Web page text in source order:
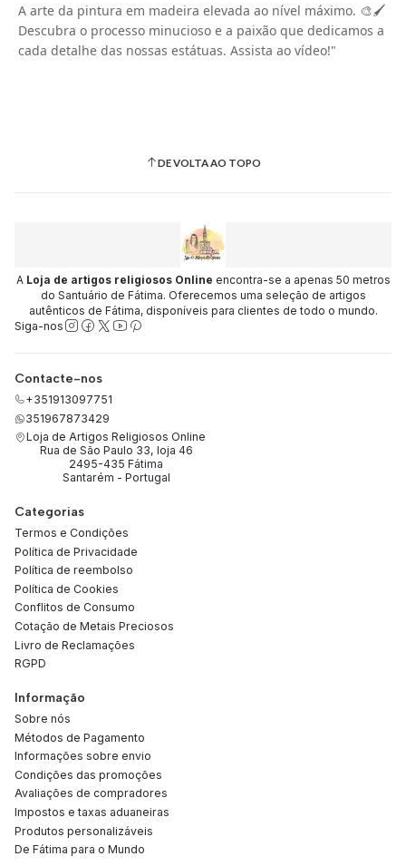
A arte da pintura em madeira elevada ao nível máximo. 🎨🖌️
Descubra o processo minucioso e a paixão que dedicamos a
cada detalhe das nossas estátuas. Assista ao vídeo!"
DE VOLTA AO TOPO
A Loja de artigos religiosos Online encontra-se a apenas 50 metros
do Santuário de Fátima. Oferecemos uma seleção de artigos
autênticos de Fátima, disponíveis para clientes de todo o mundo.
Siga-nos
Contacte-nos
+351913097751
351967873429
Loja de Artigos Religiosos Online
Rua de São Paulo 33, loja 46
2495-435 Fátima
Santarém - Portugal
Categorias
Termos e Condições
Política de Privacidade
Política de reembolso
Política de Cookies
Conflitos de Consumo
Cotação de Metais Preciosos
Livro de Reclamações
RGPD
Informação
Sobre nós
Métodos de Pagamento
Informações sobre envio
Condições das promoções
Avaliações de compradores
Impostos e taxas aduaneiras
Produtos personalizáveis
De Fátima para o Mundo